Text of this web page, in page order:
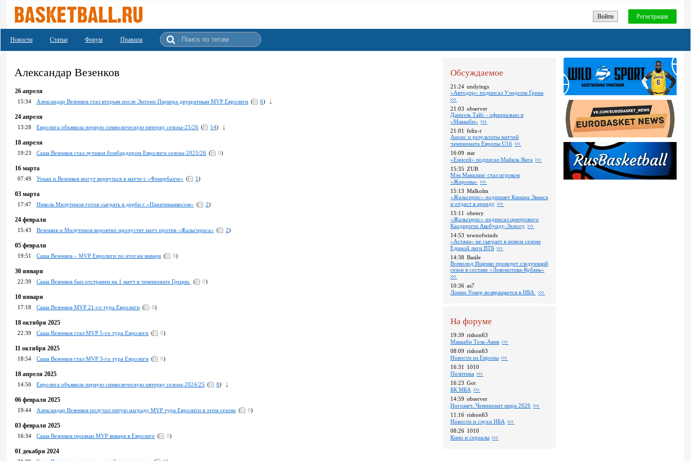
Войти Регистрация
Новости Статьи Форум Правила
Александар Везенков
26 апреля
15:34 Александар Везенков стал вторым после Энтони Паркера двукратным MVP Евролиги ( 6)
24 апреля
13:28 Евролига объявила первую символическую пятерку сезона-25/26 ( 14)
18 апреля
19:23 Саша Везенков стал лучшим бомбардиром Евролиги сезона-2025/26 ( 0)
16 марта
07:49 Уокап и Везенков могут вернуться в матче с «Фенербахче» ( 1)
03 марта
17:47 Никола Милутинов готов сыграть в дерби с «Панатинаикосом» ( 2)
24 февраля
15:43 Везенков и Милутинов вероятно пропустят матч против «Жальгириса» ( 2)
05 февраля
19:51 Саша Везенков – MVP Евролиги по итогам января ( 0)
30 января
22:39 Саша Везенков был отстранен на 1 матч в чемпионате Греции ( 0)
10 января
17:18 Саша Везенков MVP 21-го тура Евролиги ( 0)
18 октября 2025
22:39 Саша Везенков стал MVP 5-го тура Евролиги ( 0)
11 октября 2025
18:54 Саша Везенков стал MVP 3-го тура Евролиги ( 0)
18 апреля 2025
14:50 Евролига объявила первую символическую пятерку сезона-2024/25 ( 8)
06 февраля 2025
19:44 Александар Везенков получил пятую награду MVP тура Евролиги в этом сезоне ( 0)
03 февраля 2025
16:34 Саша Везенков признан MVP января в Евролиге ( 0)
01 декабря 2024
Обсуждаемое
21:24 undyings
«Автодор» подписал Уэнделла Грина
21:03 observer
Даниэль Тайс - официально в
«Маккаби»
21:01 felix-r
Анонс и результаты матчей
чемпионата Европы U16
16:09 star
«Енисей» подписал Майкла Янга
15:35 ZUB
Мэк Маккланг стал игроком
«Жироны»
15:13 Malkolm
«Жальгирис» подпишет Кинана Эванса
и отдаст в аренду
15:11 ohenry
«Жальгирис» подписал центрового
Каодиричи Акобунду-Эхиогу
14:53 townofwinds
«Астана» не сыграет в новом сезоне
Единой лиги ВТБ
14:38 Basile
Всеволод Ищенко проведет следующий
сезон в составе «Локомотива-Кубань»
10:36 as7
Лонни Уокер возвращается в НБА
На форуме
19:39 rishon63
Маккаби Тель-Авив
08:09 rishon63
Новости из Европы
16:31
1010
Политика
16:23 Got
БК МБА
14:59 observer
Ногомяч: Чемпионат мира 2026
11:16 rishon63
Новости и слухи НБА
08:26 1010
Кино и сериалы